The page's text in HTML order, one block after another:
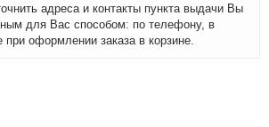
адреса и контакты пункта выдачи Вы
для Вас способом: по телефону, в
при оформлении заказа в корзине.